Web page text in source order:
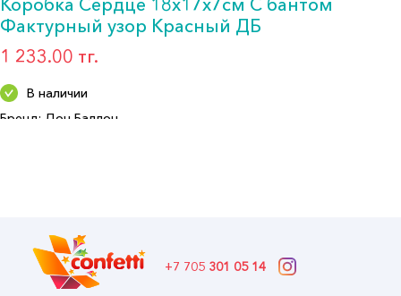
Фактурный узор Красный ДБ
1 233.00 тг.
В наличии
Бренд: Дон Баллон
+7 705 301 05 14